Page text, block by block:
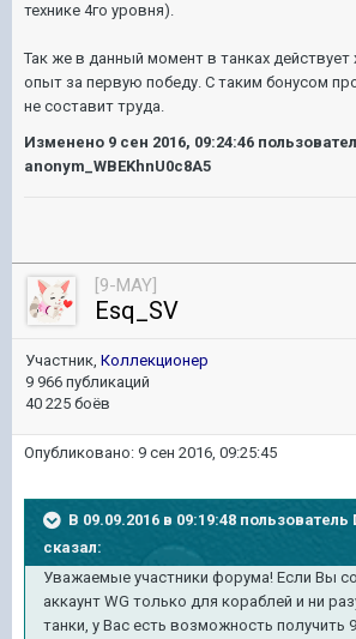
технике 4го уровня).
Так же в данный момент в танках действует
опыт за первую победу. С таким бонусом
не составит труда.
Изменено 9 сен 2016, 09:24:46
anonym_WBEKhnU0c8A5
[9-MAY]
Esq_SV
Участник, Коллекционер
9 966 публикаций
40 225 боёв
Опубликовано: 9 сен 2016, 09:25:45
В 09.09.2016 в 09:19:48
сказал:
Уважаемые участники форума! Если Вы
аккаунт WG только для кораблей и ни
танки, у Вас есть возможность получить